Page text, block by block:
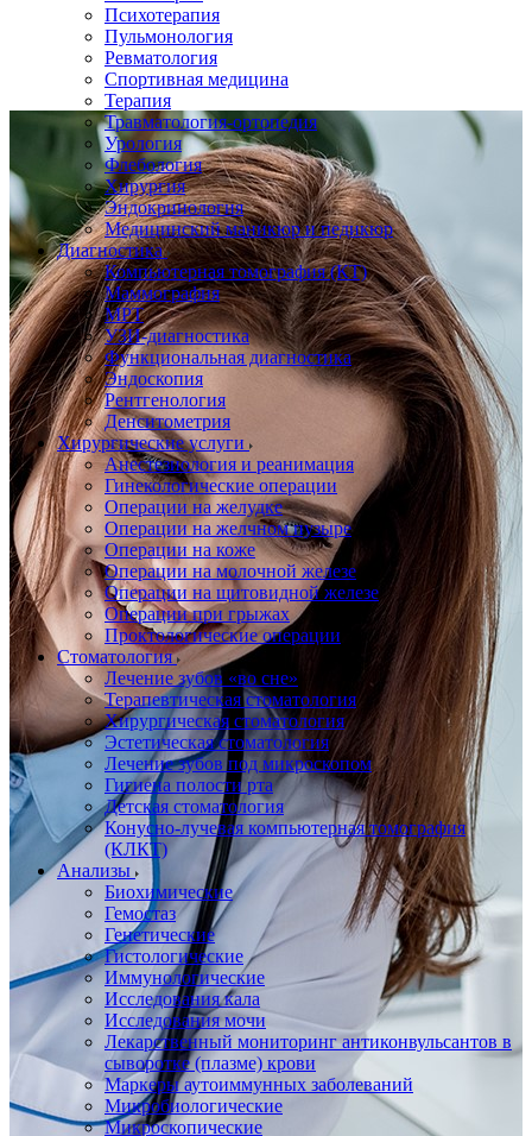
Психотерапия
Пульмонология
Ревматология
Спортивная медицина
Терапия
Травматология-ортопедия
Урология
Флебология
Хирургия
Эндокринология
Медицинский маникюр и педикюр
Диагностика
Компьютерная томография (КТ)
Маммография
МРТ
УЗИ-диагностика
Функциональная диагностика
Эндоскопия
Рентгенология
Денситометрия
Хирургические услуги
Анестезиология и реанимация
Гинекологические операции
Операции на желудке
Операции на желчном пузыре
Операции на коже
Операции на молочной железе
Операции на щитовидной железе
Операции при грыжах
Проктологические операции
Стоматология
Лечение зубов «во сне»
Терапевтическая стоматология
Хирургическая стоматология
Эстетическая стоматология
Лечение зубов под микроскопом
Гигиена полости рта
Детская стоматология
Конусно-лучевая компьютерная томография
(КЛКТ)
Анализы
Биохимические
Гемостаз
Генетические
Гистологические
Иммунологические
Исследования кала
Исследования мочи
Лекарственный мониторинг антиконвульсантов в
сыворотке (плазме) крови
Маркеры аутоиммунных заболеваний
Микробиологические
Микроскопические